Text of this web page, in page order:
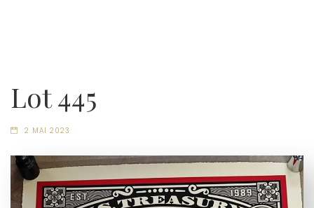
Lot 445
2 MAI 2023